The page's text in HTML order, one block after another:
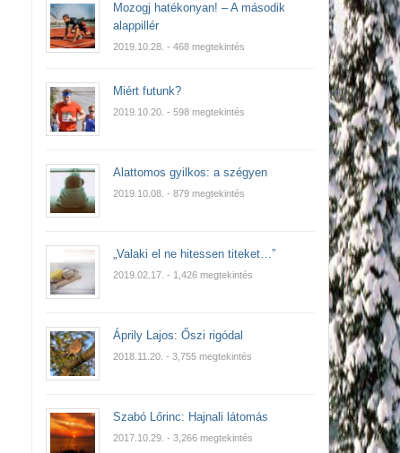
Mozogj hatékonyan! – A második
alappillér
2019.10.28. - 468 megtekintés
Miért futunk?
2019.10.20. - 598 megtekintés
Alattomos gyilkos: a szégyen
2019.10.08. - 879 megtekintés
„Valaki el ne hitessen titeket…”
2019.02.17. - 1,426 megtekintés
Áprily Lajos: Őszi rigódal
2018.11.20. - 3,755 megtekintés
Szabó Lőrinc: Hajnali látomás
2017.10.29. - 3,266 megtekintés